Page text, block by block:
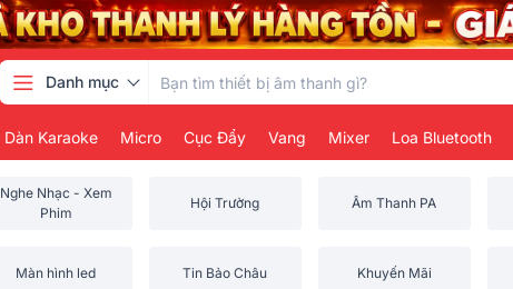
Danh mục
Dàn Karaoke Micro Cục Đẩy Vang Mixer Loa Bluetooth
Nghe Nhạc - Xem
Phim
Hội Trường Âm Thanh PA
Màn hình led Tin Bảo Châu Khuyến Mãi